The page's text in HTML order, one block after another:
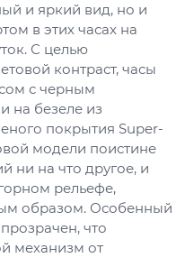
и яркий вид, но и
в этих часах на
С целью
контраст, часы
с черным
на безеле из
покрытия Super-
модели поистине
ни на что другое, и
рельефе,
образом. Особенный
что
механизм от